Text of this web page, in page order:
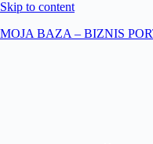
Skip to content
MOJA BAZA – BIZNIS